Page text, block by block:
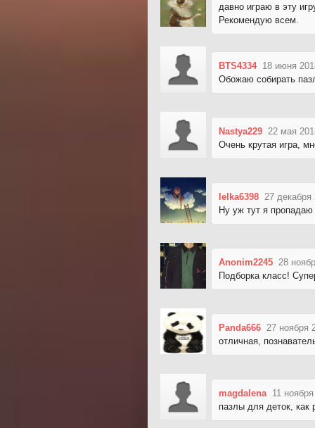
давно играю в эту
Рекомендую всем.
BTS4334 18 июня
Обожаю собирать
Nastya229 22 мая
Очень крутая игра,
lelka6398 27 декабря
Ну уж тут я пропадаю
Anonim2245 28
Подборка класс!
Panda666 27 ноября
отличная,
magdalena 11
пазлы для деток, как